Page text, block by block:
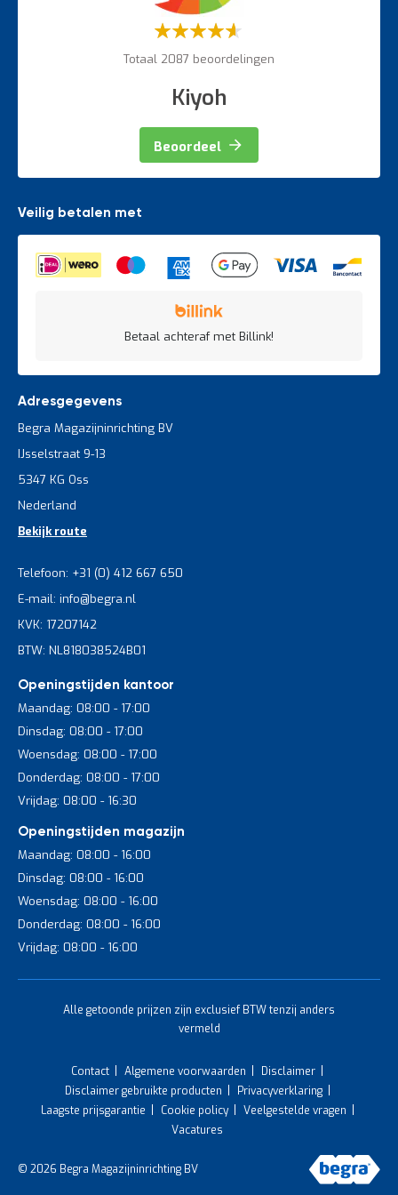
Waardering:
Totaal 2087 beoordelingen
Kiyoh
Beoordeel
Veilig betalen met
Betaal achteraf met Billink!
Adresgegevens
Begra Magazijninrichting BV
IJsselstraat 9-13
5347 KG Oss
Nederland
Bekijk route
Telefoon: +31 (0) 412 667 650
E-mail: info@begra.nl
KVK: 17207142
BTW: NL818038524B01
Openingstijden kantoor
Maandag: 08:00 - 17:00
Dinsdag: 08:00 - 17:00
Woensdag: 08:00 - 17:00
Donderdag: 08:00 - 17:00
Vrijdag: 08:00 - 16:30
Openingstijden magazijn
Maandag: 08:00 - 16:00
Dinsdag: 08:00 - 16:00
Woensdag: 08:00 - 16:00
Donderdag: 08:00 - 16:00
Vrijdag: 08:00 - 16:00
Alle getoonde prijzen zijn exclusief BTW tenzij anders
vermeld
Contact Algemene voorwaarden
Disclaimer
Disclaimer gebruikte producten
Privacyverklaring
Laagste prijsgarantie
Cookie policy
Veelgestelde vragen
Vacatures
© 2026 Begra Magazijninrichting BV